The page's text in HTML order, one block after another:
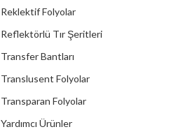
Reklektif Folyolar
Reflektörlü Tır Şeritleri
Transfer Bantları
Translusent Folyolar
Transparan Folyolar
Yardımcı Ürünler